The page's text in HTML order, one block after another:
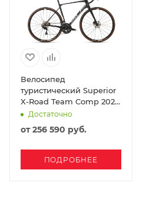
Велосипед
туристический Superior
X-Road Team Comp 2024
Gloss Petrol
Достаточно
от256 590 руб.
ПОДРОБНЕЕ